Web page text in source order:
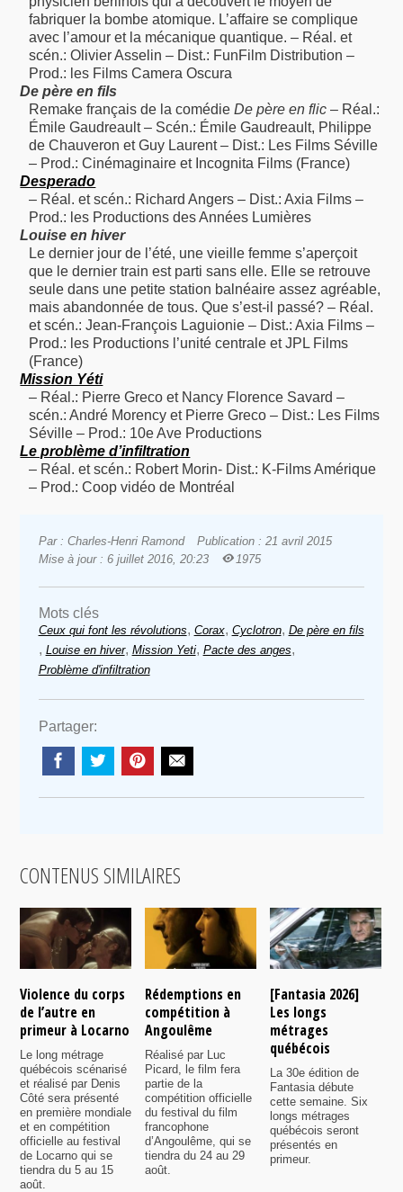
fabriquer la bombe atomique. L’affaire se complique
avec l’amour et la mécanique quantique. – Réal. et
scén.: Olivier Asselin – Dist.: FunFilm Distribution –
Prod.: les Films Camera Oscura
De père en fils
Remake français de la comédieDe père en flic – Réal.:
Émile Gaudreault – Scén.: Émile Gaudreault, Philippe
de Chauveron et Guy Laurent – Dist.: Les Films Séville
– Prod.: Cinémaginaire et Incognita Films (France)
Desperado
– Réal. et scén.: Richard Angers – Dist.: Axia Films –
Prod.: les Productions des Années Lumières
Louise en hiver
Le dernier jour de l’été, une vieille femme s’aperçoit
que le dernier train est parti sans elle. Elle se retrouve
seule dans une petite station balnéaire assez agréable,
mais abandonnée de tous. Que s’est-il passé? – Réal.
et scén.: Jean-François Laguionie – Dist.: Axia Films –
Prod.: les Productions l’unité centrale et JPL Films
(France)
Mission Yéti
– Réal.: Pierre Greco et Nancy Florence Savard –
scén.: André Morency et Pierre Greco – Dist.: Les Films
Séville – Prod.: 10e Ave Productions
Le problème d’infiltration
– Réal. et scén.: Robert Morin- Dist.: K-Films Amérique
– Prod.: Coop vidéo de Montréal
Par : Charles-Henri Ramond
Publication : 21 avril 2015
Mise à jour : 6 juillet 2016, 20:23
1975
Mots clés
Ceux qui font les révolutions, Corax, Cyclotron, De père en fils
, Louise en hiver, Mission Yeti, Pacte des anges,
Problème d'infiltration
Partager:
CONTENUS SIMILAIRES
Violence du corps
de l’autre en
primeur à Locarno
Le long métrage
québécois scénarisé
et réalisé par Denis
Côté sera présenté
en première mondiale
et en compétition
officielle au festival
de Locarno qui se
tiendra du 5 au 15
août.
Rédemptions en
compétition à
Angoulême
Réalisé par Luc
Picard, le film fera
partie de la
compétition officielle
du festival du film
francophone
d’Angoulême, qui se
tiendra du 24 au 29
août.
[Fantasia 2026]
Les longs
métrages
québécois
La 30e édition de
Fantasia débute
cette semaine. Six
longs métrages
québécois seront
présentés en
primeur.